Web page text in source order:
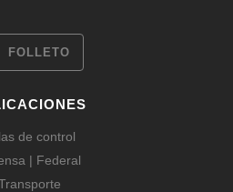
FOLLETO
de control
| Federal